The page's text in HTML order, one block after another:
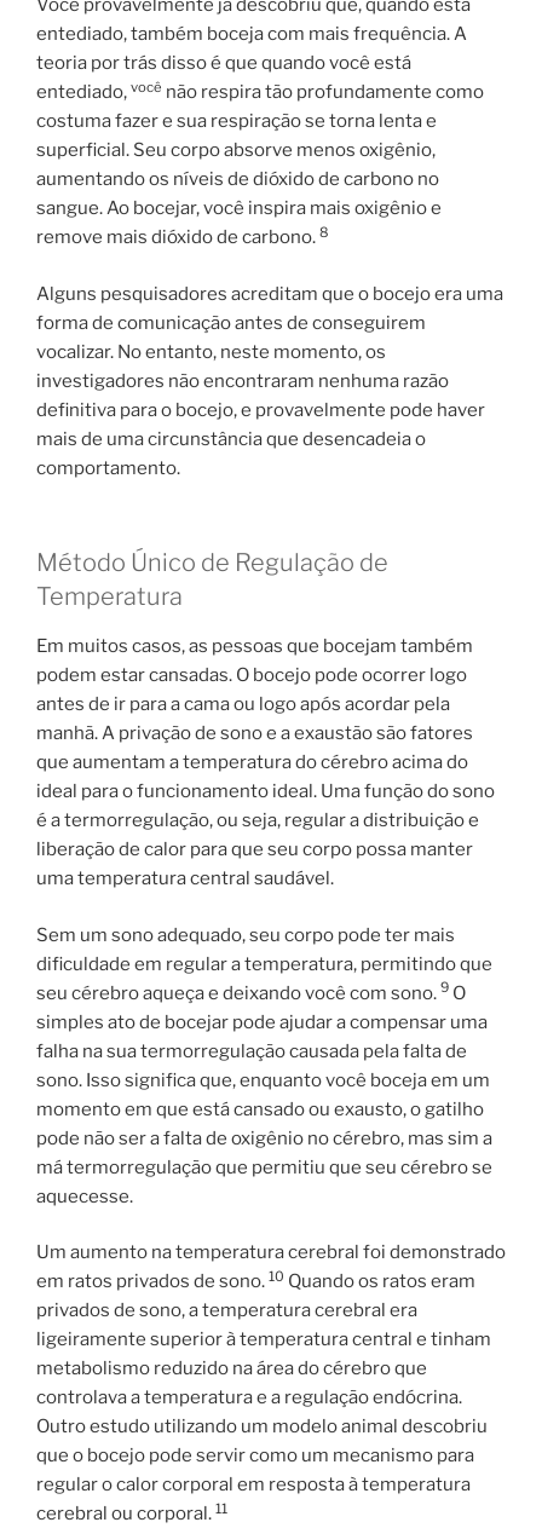
Você provavelmente já descobriu que, quando está
entediado, também boceja com mais frequência. A
teoria por trás disso é que quando você está
entediado, você não respira tão profundamente como
costuma fazer e sua respiração se torna lenta e
superficial. Seu corpo absorve menos oxigênio,
aumentando os níveis de dióxido de carbono no
sangue. Ao bocejar, você inspira mais oxigênio e
remove mais dióxido de carbono. 8
Alguns pesquisadores acreditam que o bocejo era uma
forma de comunicação antes de conseguirem
vocalizar. No entanto, neste momento, os
investigadores não encontraram nenhuma razão
definitiva para o bocejo, e provavelmente pode haver
mais de uma circunstância que desencadeia o
comportamento.
Método Único de Regulação de
Temperatura
Em muitos casos, as pessoas que bocejam também
podem estar cansadas. O bocejo pode ocorrer logo
antes de ir para a cama ou logo após acordar pela
manhã. A privação de sono e a exaustão são fatores
que aumentam a temperatura do cérebro acima do
ideal para o funcionamento ideal. Uma função do sono
é a termorregulação, ou seja, regular a distribuição e
liberação de calor para que seu corpo possa manter
uma temperatura central saudável.
Sem um sono adequado, seu corpo pode ter mais
dificuldade em regular a temperatura, permitindo que
seu cérebro aqueça e deixando você com sono. 9 O
simples ato de bocejar pode ajudar a compensar uma
falha na sua termorregulação causada pela falta de
sono. Isso significa que, enquanto você boceja em um
momento em que está cansado ou exausto, o gatilho
pode não ser a falta de oxigênio no cérebro, mas sim a
má termorregulação que permitiu que seu cérebro se
aquecesse.
Um aumento na temperatura cerebral foi demonstrado
em ratos privados de sono. 10 Quando os ratos eram
privados de sono, a temperatura cerebral era
ligeiramente superior à temperatura central e tinham
metabolismo reduzido na área do cérebro que
controlava a temperatura e a regulação endócrina.
Outro estudo utilizando um modelo animal descobriu
que o bocejo pode servir como um mecanismo para
regular o calor corporal em resposta à temperatura
cerebral ou corporal. 11